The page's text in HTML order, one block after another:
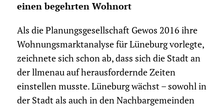
einen begehrten Wohnort
Als die Planungsgesellschaft Gewos 2016 ihre
Wohnungsmarktanalyse für Lüneburg vorlegte,
zeichnete sich schon ab, dass sich die Stadt an
der llmenau auf herausfordernde Zeiten
einstellen musste. Lüneburg wächst – sowohl in
der Stadt als auch in den Nachbargemeinden